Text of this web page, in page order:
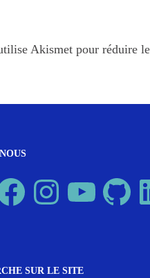
Akismet pour réduire
Instagram GitHub
SUR LE SITE